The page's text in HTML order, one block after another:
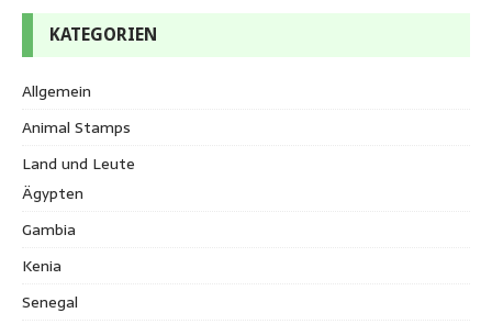
KATEGORIEN
Allgemein
Animal Stamps
Land und Leute
Ägypten
Gambia
Kenia
Senegal